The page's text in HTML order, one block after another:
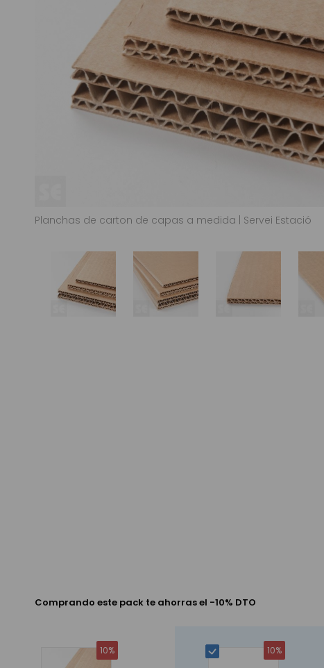
Planchas de carton de capas a medida | Servei Estació
Comprando este pack te ahorras el -10% DTO
10% 10%